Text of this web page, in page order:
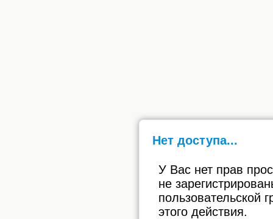
Нет доступа...
У Вас нет прав
не
пользовательской
этого действия.